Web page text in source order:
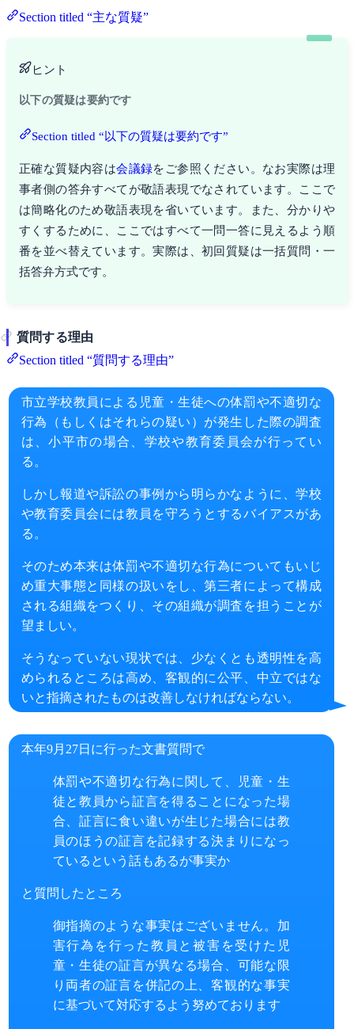
Section titled “主な質疑”
ヒント
以下の質疑は要約です
Section titled “以下の質疑は要約です”
正確な質疑内容は会議録をご参照ください。なお実際は理
事者側の答弁すべてが敬語表現でなされています。ここで
は簡略化のため敬語表現を省いています。また、分かりや
すくするために、ここではすべて一問一答に見えるよう順
番を並べ替えています。実際は、初回質疑は一括質問・一
括答弁方式です。
質問する理由
Section titled “質問する理由”
市立学校教員による児童・生徒への体罰や不適切な
行為（もしくはそれらの疑い）が発生した際の調査
は、小平市の場合、学校や教育委員会が行ってい
る。
しかし報道や訴訟の事例から明らかなように、学校
や教育委員会には教員を守ろうとするバイアスがあ
る。
そのため本来は体罰や不適切な行為についてもいじ
め重大事態と同様の扱いをし、第三者によって構成
される組織をつくり、その組織が調査を担うことが
望ましい。
そうなっていない現状では、少なくとも透明性を高
められるところは高め、客観的に公平、中立ではな
いと指摘されたものは改善しなければならない。
本年9月27日に行った文書質問で
体罰や不適切な行為に関して、児童・生
徒と教員から証言を得ることになった場
合、証言に食い違いが生じた場合には教
員のほうの証言を記録する決まりになっ
ているという話もあるが事実か
と質問したところ
御指摘のような事実はございません。加
害行為を行った教員と被害を受けた児
童・生徒の証言が異なる場合、可能な限
り両者の証言を併記の上、客観的な事実
に基づいて対応するよう努めております